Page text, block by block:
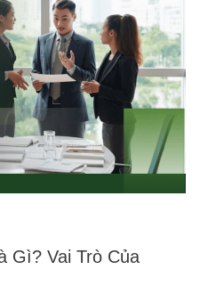
Gì? Vai Trò Của